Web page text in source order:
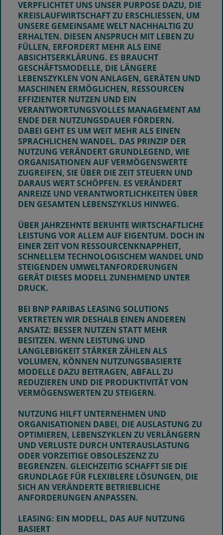
VERPFLICHTET UNS UNSER PURPOSE DAZU, DIE
KREISLAUFWIRTSCHAFT ZU ERSCHLIESSEN, UM U
NSERE GEMEINSAME WELT NACHHALTIG ZU E
RHALTEN. DIESEN ANSPRUCH MIT LEBEN ZU F
ÜLLEN, ERFORDERT MEHR ALS EINE A
BSICHTSERKLÄRUNG. ES BRAUCHT G
ESCHÄFTSMODELLE, DIE LÄNGERE L
EBENSZYKLEN VON ANLAGEN, GERÄTEN UND M
ASCHINEN ERMÖGLICHEN, RESSOURCEN E
FFIZIENTER NUTZEN UND EIN V
ERANTWORTUNGSVOLLES MANAGEMENT AM E
NDE DER NUTZUNGSDAUER FÖRDERN.
DABEI GEHT ES UM WEIT MEHR ALS EINEN
SPRACHLICHEN WANDEL. DAS PRINZIP DER
NUTZUNG VERÄNDERT GRUNDLEGEND, WIE
ORGANISATIONEN AUF VERMÖGENSWERTE
ZUGREIFEN, SIE ÜBER DIE ZEIT STEUERN UND
DARAUS WERT SCHÖPFEN. ES VERÄNDERT
ANREIZE UND VERANTWORTLICHKEITEN ÜBER
DEN GESAMTEN LEBENSZYKLUS HINWEG.
ÜBER JAHRZEHNTE BERUHTE WIRTSCHAFTLICHE
LEISTUNG VOR ALLEM AUF EIGENTUM. DOCH IN
EINER ZEIT VON RESSOURCENKNAPPHEIT,
SCHNELLEM TECHNOLOGISCHEM WANDEL UND
STEIGENDEN UMWELTANFORDERUNGEN
GERÄT DIESES MODELL ZUNEHMEND UNTER
DRUCK.
BEI BNP PARIBAS LEASING SOLUTIONS
VERTRETEN WIR DESHALB EINEN ANDEREN
ANSATZ: BESSER NUTZEN STATT MEHR
BESITZEN. WENN LEISTUNG UND
LANGLEBIGKEIT STÄRKER ZÄHLEN ALS
VOLUMEN, KÖNNEN NUTZUNGSBASIERTE
MODELLE DAZU BEITRAGEN, ABFALL ZU
REDUZIEREN UND DIE PRODUKTIVITÄT VON
VERMÖGENSWERTEN ZU STEIGERN.
NUTZUNG HILFT UNTERNEHMEN UND
ORGANISATIONEN DABEI, DIE AUSLASTUNG ZU
OPTIMIEREN, LEBENSZYKLEN ZU VERLÄNGERN
UND VERLUSTE DURCH UNTERAUSLASTUNG
ODER VORZEITIGE OBSOLESZENZ ZU
BEGRENZEN. GLEICHZEITIG SCHAFFT SIE DIE
GRUNDLAGE FÜR FLEXIBLERE LÖSUNGEN, DIE
SICH AN VERÄNDERTE BETRIEBLICHE
ANFORDERUNGEN ANPASSEN.
LEASING: EIN MODELL, DAS AUF NUTZUNG
BASIERT